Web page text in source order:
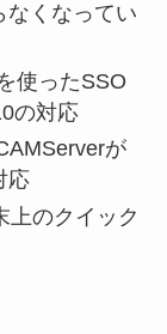
なくなってい
使ったSSO
の対応
が
応
上のクイック